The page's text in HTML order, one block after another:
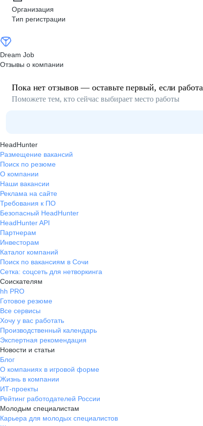
Организация
Тип регистрации
Dream Job
Отзывы о компании
Пока нет отзывов — оставьте первый, если
Поможете тем, кто сейчас выбирает место работы
HeadHunter
Размещение вакансий
Поиск по резюме
О компании
Наши вакансии
Реклама на сайте
Требования к ПО
Безопасный HeadHunter
HeadHunter API
Партнерам
Инвесторам
Каталог компаний
Поиск по вакансиям в Сочи
Сетка: соцсеть для нетворкинга
Соискателям
hh PRO
Готовое резюме
Все сервисы
Хочу у вас работать
Производственный календарь
Экспертная рекомендация
Новости и статьи
Блог
О компаниях в игровой форме
Жизнь в компании
ИТ-проекты
Рейтинг работодателей России
Молодым специалистам
Карьера для молодых специалистов